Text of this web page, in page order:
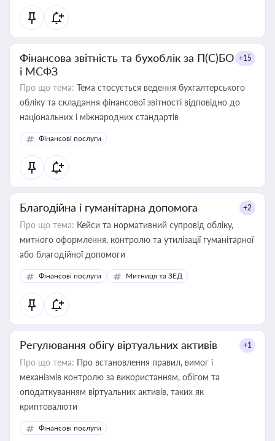
Фінансова звітність та бухоблік за П(С)БО
і МСФЗ
+15
Про що тема: Тема стосується ведення бухгалтерського
обліку та складання фінансової звітності відповідно до
національних і міжнародних стандартів
Фінансові послуги
Благодійна і гуманітарна допомога +2
Про що тема: Кейси та нормативний супровід обліку,
митного оформлення, контролю та утилізації гуманітарної
або благодійної допомоги
Фінансові послуги Митниця та ЗЕД
Регулювання обігу віртуальних активів +1
Про що тема: Про встановлення правил, вимог і
механізмів контролю за використанням, обігом та
оподаткуванням віртуальних активів, таких як
криптовалюти
Фінансові послуги